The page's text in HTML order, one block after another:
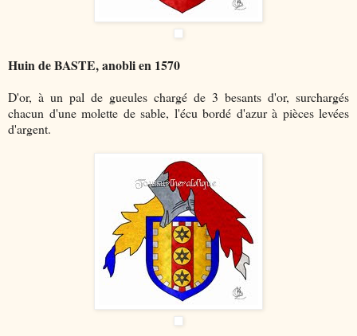
Huin de BASTE, anobli en 1570
D'or, à un pal de gueules chargé de 3 besants d'or, surchargés
chacun d'une molette de sable, l'écu bordé d'azur à pièces levées
d'argent.